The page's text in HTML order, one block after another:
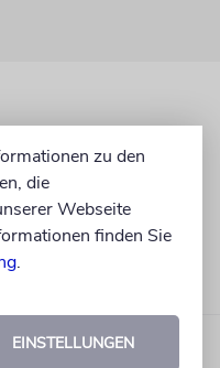
zu den
die
Webseite
finden Sie
.
EINSTELLUNGEN